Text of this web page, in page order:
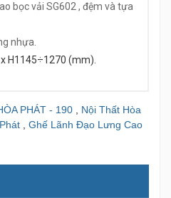
bọc vải SG602 , đệm và tựa
nhựa.
H1145÷1270 (mm).
PHÁT - 190
Nội Thất Hòa
Ghế Lãnh Đạo Lưng Cao